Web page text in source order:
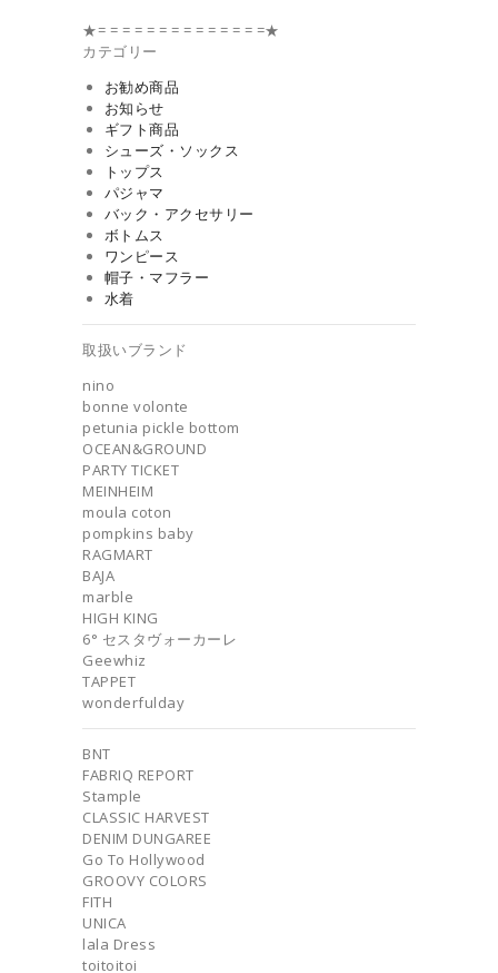
★= = = = = = = = = = = = = =★
カテゴリー
お勧め商品
お知らせ
ギフト商品
シューズ・ソックス
トップス
パジャマ
バック・アクセサリー
ボトムス
ワンピース
帽子・マフラー
水着
取扱いブランド
nino
bonne volonte
petunia pickle bottom
OCEAN&GROUND
PARTY TICKET
MEINHEIM
moula coton
pompkins baby
RAGMART
BAJA
marble
HIGH KING
6° セスタヴォーカーレ
Geewhiz
TAPPET
wonderfulday
BNT
FABRIQ REPORT
Stample
CLASSIC HARVEST
DENIM DUNGAREE
Go To Hollywood
GROOVY COLORS
FITH
UNICA
lala Dress
toitoitoi